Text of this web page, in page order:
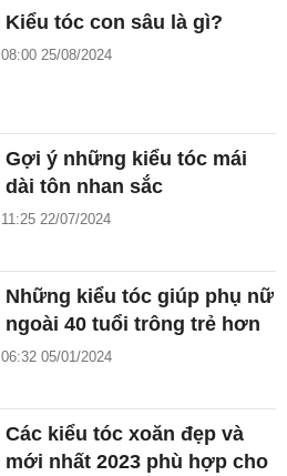
Kiểu tóc con sâu là gì?
08:00 25/08/2024
Gợi ý những kiểu tóc mái
dài tôn nhan sắc
11:25 22/07/2024
Những kiểu tóc giúp phụ nữ
ngoài 40 tuổi trông trẻ hơn
06:32 05/01/2024
Các kiểu tóc xoăn đẹp và
mới nhất 2023 phù hợp cho